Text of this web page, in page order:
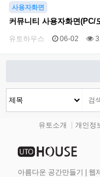
사용자화면
커뮤니티 사용자화면(PC/
유토하우스 06-02
유토소개 개인정
아름다운 공간만들기 | 웹